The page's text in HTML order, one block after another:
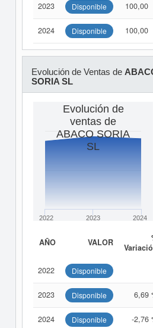
2023 Disponible 100,00
2024 Disponible 100,00
Evolución de Ventas de
SORIA SL
Evolución de
ventas de
ABACO SORIA
SL
2022 2023 2024
AÑO VALOR
2022 Disponible
2023 Disponible 6,69
2024 Disponible -2,76